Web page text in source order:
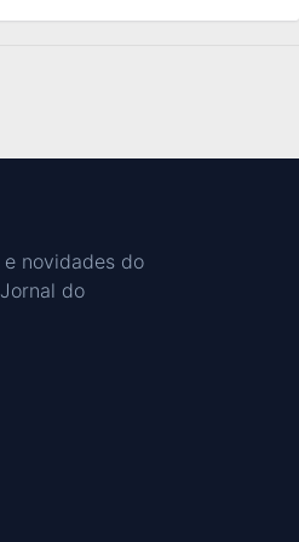
novidades do
do